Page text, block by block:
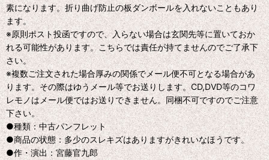
素になります。折り曲げ防止の板ダンボールを入れないこともあり
ます。
※原則ポスト投函ですので、入らない場合は玄関先等に置いておか
れる可能性があります。こちらでは責任が持てませんのでご了承下
さい。
※複数ご注文された場合厚みの関係でメール便不可となる場合があ
ります。その際はゆうメール等でお送りします。CD,DVD等のコワ
レモノはメール便ではお送りできません。同梱不可ですのでご注意
下さい。
●種類：中古パンフレット
●商品の状態：多少のスレキズはありますがきれいなほうです。
●作・演出：宮藤官九郎